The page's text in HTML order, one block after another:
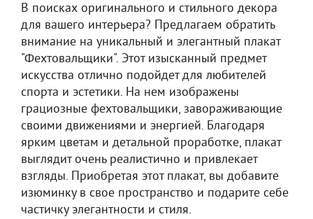
В поисках оригинального и стильного декора
для вашего интерьера? Предлагаем обратить
внимание на уникальный и элегантный плакат
"Фехтовальщики". Этот изысканный предмет
искусства отлично подойдет для любителей
спорта и эстетики. На нем изображены
грациозные фехтовальщики, завораживающие
своими движениями и энергией. Благодаря
ярким цветам и детальной проработке, плакат
выглядит очень реалистично и привлекает
взгляды. Приобретая этот плакат, вы добавите
изюминку в свое пространство и подарите себе
частичку элегантности и стиля.